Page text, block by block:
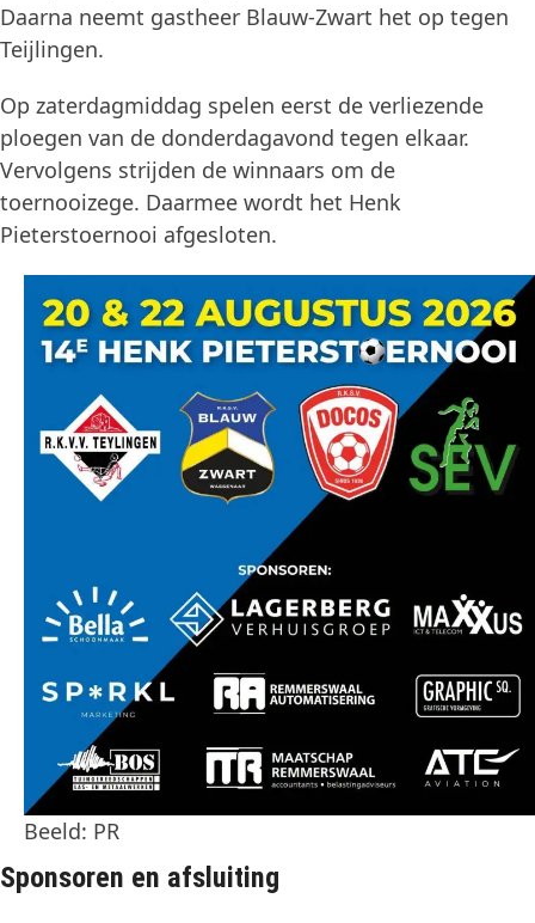
Daarna neemt gastheer Blauw-Zwart het op tegen
Teijlingen.
Op zaterdagmiddag spelen eerst de verliezende
ploegen van de donderdagavond tegen elkaar.
Vervolgens strijden de winnaars om de
toernooizege. Daarmee wordt het Henk
Pieterstoernooi afgesloten.
Beeld: PR
Sponsoren en afsluiting